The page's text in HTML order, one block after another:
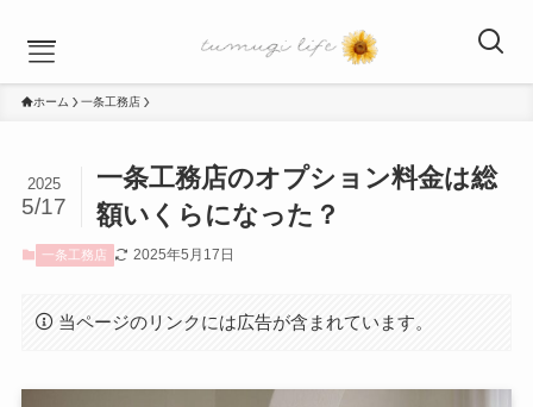
一条工務店
暮らし
私のこと
ホーム 一条工務店
一条工務店のオプション料金は総
額いくらになった？
2025
5/17
一条工務店 2025年5月17日
当ページのリンクには広告が含まれています。